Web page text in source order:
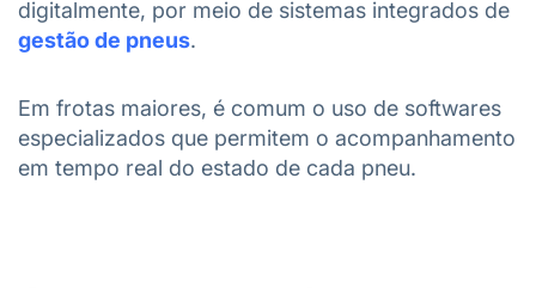
digitalmente, por meio de sistemas integrados de
gestão de pneus.
Em frotas maiores, é comum o uso de softwares
especializados que permitem o acompanhamento
em tempo real do estado de cada pneu.